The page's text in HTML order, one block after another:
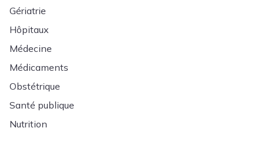
Gériatrie
Hôpitaux
Médecine
Médicaments
Obstétrique
Santé publique
Nutrition